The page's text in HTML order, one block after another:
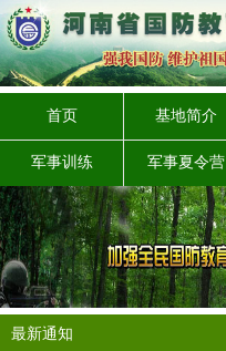
首页 基地简介
军事训练 军事夏令营
最新通知